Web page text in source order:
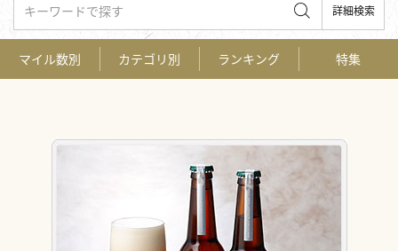
キーワードで探す 詳細検索
マイル数別 カテゴリ別 ランキング 特集